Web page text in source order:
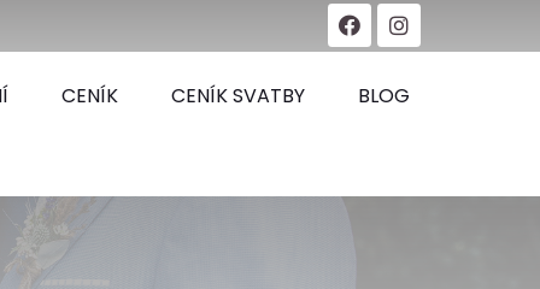
CENÍK CENÍK SVATBY
BLOG